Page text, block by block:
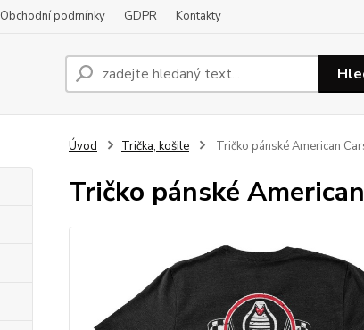
Obchodní podmínky GDPR Kontakty
Úvod Trička, košile Tričko pánské American
Tričko pánské